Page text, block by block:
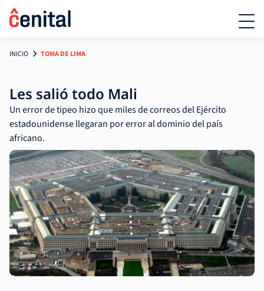
INICIO TOMA DE LIMA
Les salió todo Mali
Un error de tipeo hizo que miles de correos del Ejército
estadounidense llegaran por error al dominio del país
africano.